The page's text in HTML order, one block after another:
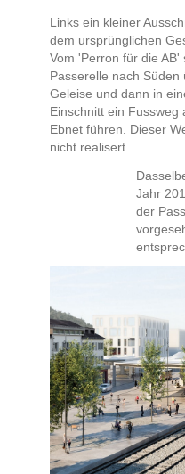
Links ein kleiner
dem ursprünglichen
Vom 'Perron für die AB'
Passerelle nach Süden
Geleise und dann in
Einschnitt ein Fussweg
Ebnet führen. Dieser
nicht realisert.
Jahr
der